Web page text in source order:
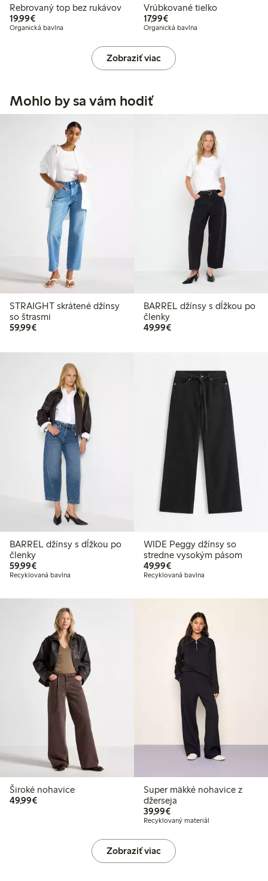
Rebrovaný top bez rukávov
19,99€19,99 €
Organická bavlna
Vrúbkované tielko
17,99€17,99 €
Organická bavlna
Zobraziť viac
Mohlo by sa vám hodiť
STRAIGHT skrátené džínsy
so štrasmi
59,99€59,99 €
BARREL džínsy s dĺžkou po
členky
49,99€49,99 €
BARREL džínsy s dĺžkou po
členky
59,99€59,99 €
Recyklovaná bavlna
WIDE Peggy džínsy so
stredne vysokým pásom
49,99€49,99 €
Recyklovaná bavlna
Široké nohavice
49,99€49,99 €
Super mäkké nohavice z
džerseja
39,99€39,99 €
Recyklovaný materiál
Zobraziť viac